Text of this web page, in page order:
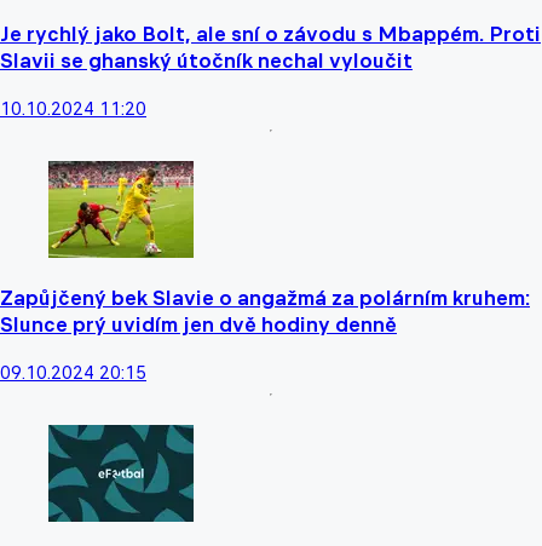
Je rychlý jako Bolt, ale sní o závodu s Mbappém. Proti
Slavii se ghanský útočník nechal vyloučit
10.10.2024 11:20
Zapůjčený bek Slavie o angažmá za polárním kruhem:
Slunce prý uvidím jen dvě hodiny denně
09.10.2024 20:15